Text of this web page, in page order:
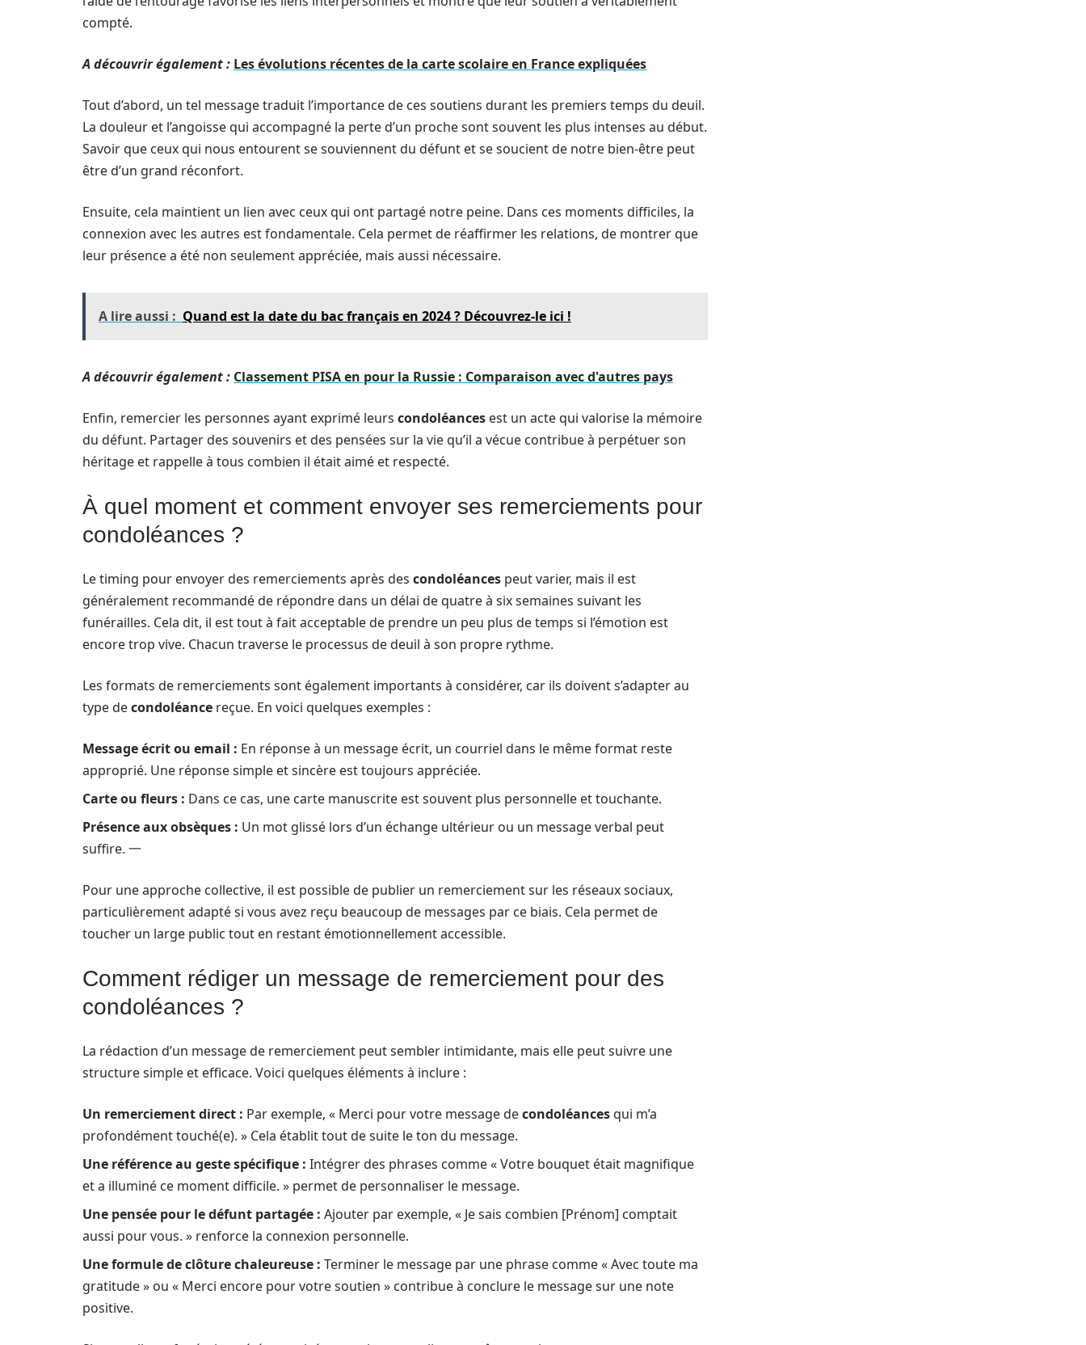
compté.
A découvrir également : Les évolutions récentes de la carte scolaire en France expliquées
Tout d’abord, un tel message traduit l’importance de ces soutiens durant les premiers temps du deuil.
La douleur et l’angoisse qui accompagné la perte d’un proche sont souvent les plus intenses au début.
Savoir que ceux qui nous entourent se souviennent du défunt et se soucient de notre bien-être peut
être d’un grand réconfort.
Ensuite, cela maintient un lien avec ceux qui ont partagé notre peine. Dans ces moments difficiles, la
connexion avec les autres est fondamentale. Cela permet de réaffirmer les relations, de montrer que
leur présence a été non seulement appréciée, mais aussi nécessaire.
A lire aussi : Quand est la date du bac français en 2024 ? Découvrez-le ici !
A découvrir également : Classement PISA en pour la Russie : Comparaison avec d'autres pays
Enfin, remercier les personnes ayant exprimé leurs condoléances est un acte qui valorise la mémoire
du défunt. Partager des souvenirs et des pensées sur la vie qu’il a vécue contribue à perpétuer son
héritage et rappelle à tous combien il était aimé et respecté.
À quel moment et comment envoyer ses remerciements pour
condoléances ?
Le timing pour envoyer des remerciements après des condoléances peut varier, mais il est
généralement recommandé de répondre dans un délai de quatre à six semaines suivant les
funérailles. Cela dit, il est tout à fait acceptable de prendre un peu plus de temps si l’émotion est
encore trop vive. Chacun traverse le processus de deuil à son propre rythme.
Les formats de remerciements sont également importants à considérer, car ils doivent s’adapter au
type decondoléance reçue. En voici quelques exemples :
Message écrit ou email : En réponse à un message écrit, un courriel dans le même format reste
approprié. Une réponse simple et sincère est toujours appréciée.
Carte ou fleurs : Dans ce cas, une carte manuscrite est souvent plus personnelle et touchante.
Présence aux obsèques : Un mot glissé lors d’un échange ultérieur ou un message verbal peut
suffire. 一
Pour une approche collective, il est possible de publier un remerciement sur les réseaux sociaux,
particulièrement adapté si vous avez reçu beaucoup de messages par ce biais. Cela permet de
toucher un large public tout en restant émotionnellement accessible.
Comment rédiger un message de remerciement pour des
condoléances ?
La rédaction d’un message de remerciement peut sembler intimidante, mais elle peut suivre une
structure simple et efficace. Voici quelques éléments à inclure :
Un remerciement direct : Par exemple, « Merci pour votre message decondoléancesqui m’a
profondément touché(e). » Cela établit tout de suite le ton du message.
Une référence au geste spécifique : Intégrer des phrases comme « Votre bouquet était magnifique
et a illuminé ce moment difficile. » permet de personnaliser le message.
Une pensée pour le défunt partagée : Ajouter par exemple, « Je sais combien [Prénom] comptait
aussi pour vous. » renforce la connexion personnelle.
Une formule de clôture chaleureuse : Terminer le message par une phrase comme « Avec toute ma
gratitude » ou « Merci encore pour votre soutien » contribue à conclure le message sur une note
positive.